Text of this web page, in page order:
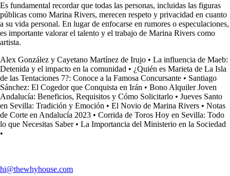
Es fundamental recordar que todas las personas, incluidas las figuras
públicas como Marina Rivers, merecen respeto y privacidad en cuanto
a su vida personal. En lugar de enfocarse en rumores o especulaciones,
es importante valorar el talento y el trabajo de Marina Rivers como
artista.
Alex González y Cayetano Martínez de Irujo • La influencia de Maeb:
Detenida y el impacto en la comunidad • ¿Quién es Marieta de La Isla
de las Tentaciones 7?: Conoce a la Famosa Concursante • Santiago
Sánchez: El Cogedor que Conquista en Irán • Bono Alquiler Joven
Andalucía: Beneficios, Requisitos y Cómo Solicitarlo • Jueves Santo
en Sevilla: Tradición y Emoción • El Novio de Marina Rivers • Notas
de Corte en Andalucía 2023 • Corrida de Toros Hoy en Sevilla: Todo
lo que Necesitas Saber• La Importancia del Ministerio en la Sociedad
•
hi@thewhyhouse.com